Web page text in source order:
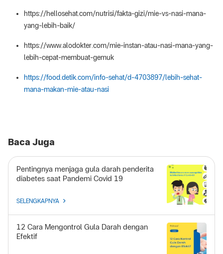
https://hellosehat.com/nutrisi/fakta-gizi/mie-vs-nasi-mana-
yang-lebih-baik/
https://www.alodokter.com/mie-instan-atau-nasi-mana-yang-
lebih-cepat-membuat-gemuk
https://food.detik.com/info-sehat/d-4703897/lebih-sehat-
mana-makan-mie-atau-nasi
Baca Juga
Pentingnya menjaga gula darah penderita
diabetes saat Pandemi Covid 19
SELENGKAPNYA
12 Cara Mengontrol Gula Darah dengan
Efektif